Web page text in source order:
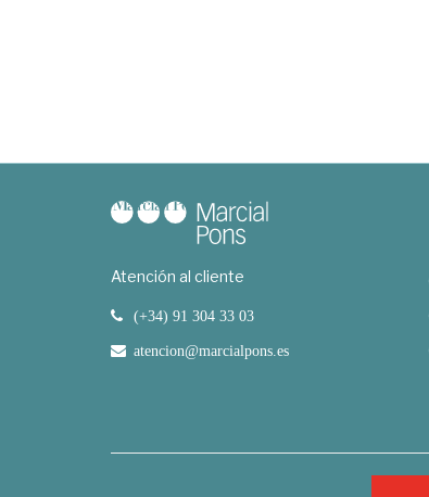
Atención al cliente
(+34) 91 304 33 03
atencion@marcialpons.es